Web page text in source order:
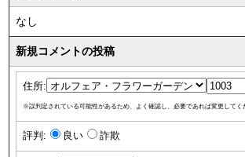
なし
新規コメントの投稿
住所:
※誤判定されている可能性があるため、よく確認し、必要であれば変更してく
評判: 良い 詐欺